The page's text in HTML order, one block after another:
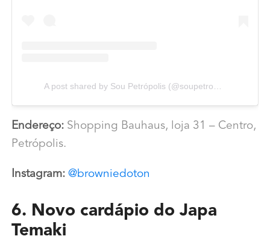
Endereço: Shopping Bauhaus, loja 31 – Centro,
Petrópolis.
Instagram: @browniedoton
6. Novo cardápio do Japa
Temaki